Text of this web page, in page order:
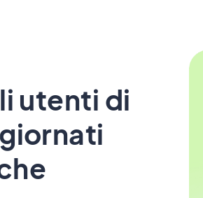
utenti di